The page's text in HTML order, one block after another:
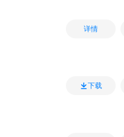
详情
下载